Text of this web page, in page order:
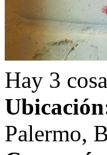
Hay 3
Palermo,